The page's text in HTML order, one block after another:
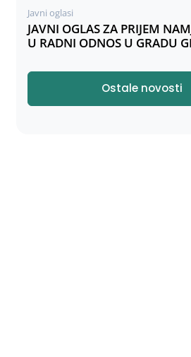
Javni oglasi
JAVNI OGLAS ZA PRIJEM
U RADNI ODNOS U GRADU
Ostale novosti